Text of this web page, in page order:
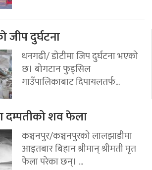
जीप दुर्घटना
धनगढी/ डोटीमा जिप दुर्घटना भएको
छ। बोगटान फुड्सिल
गाउँपालिकाबाट दिपायलतर्फ...
दम्पतीको शव फेला
कञ्चनपुर/कञ्चनपुरको लालझाडीमा
आइतबार बिहान श्रीमान् श्रीमती मृत
फेला परेका छन्। ...